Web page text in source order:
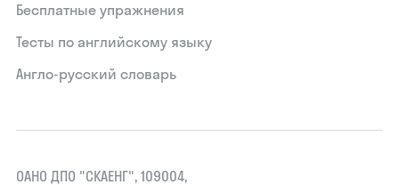
Бесплатные упражнения
Тесты по английскому языку
Англо-русский словарь
ОАНО ДПО "СКАЕНГ", 109004,